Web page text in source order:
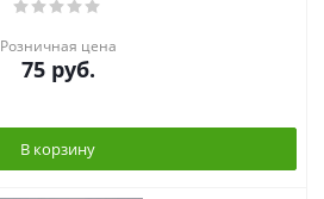
Розничная цена
75руб.
В корзину